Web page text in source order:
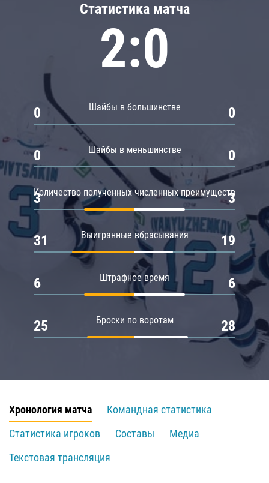
Статистика матча
2:0
Шайбы в большинстве
0 0
Шайбы в меньшинстве
0 0
Количество полученных численных преимуществ
3 3
Выигранные вбрасывания
31 19
Штрафное время
6 6
Броски по воротам
25 28
Хронология матча
Командная статистика
Статистика игроков
Составы
Медиа
Текстовая трансляция